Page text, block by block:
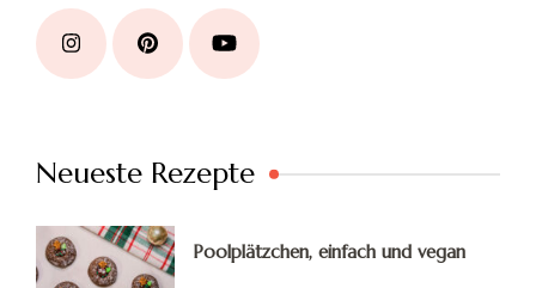
Neueste Rezepte
Poolplätzchen, einfach und vegan